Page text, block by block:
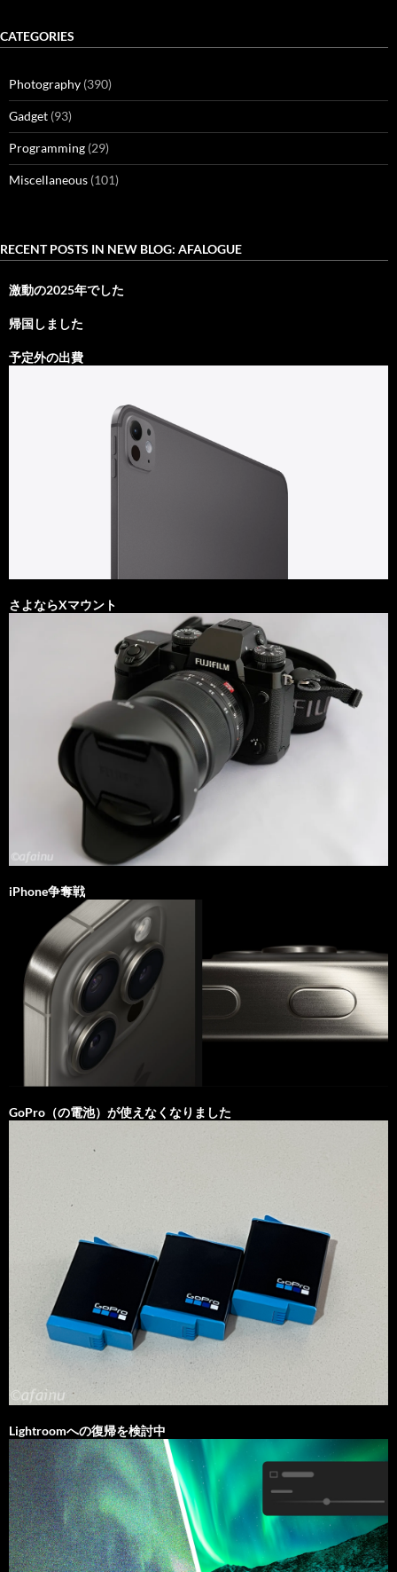
CATEGORIES
Photography (390)
Gadget (93)
Programming (29)
Miscellaneous (101)
RECENT POSTS IN NEW BLOG: AFALOGUE
激動の2025年でした
帰国しました
予定外の出費
さよならXマウント
iPhone争奪戦
GoPro（の電池）が使えなくなりました
Lightroomへの復帰を検討中